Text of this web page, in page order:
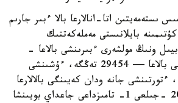
ىستەمەيتىن اتا-انالارعا بالا ءبىر جارىم
بايلانىستى مەملەكەتتىك
ونىڭ مولشەرى ءبىرىنشى بالاعا -
24912 تەڭگە، ەكىنشى بالاعا — 29454 تەڭگە، ءۇشىنشى
33952 تەڭگە، ءتورتىنشى جانە ودان كەيىنگى بالالارعا
- 38493 تەڭگە. 2026 -جىلعى 1- تامىزداعى جاعداي بويىنشا